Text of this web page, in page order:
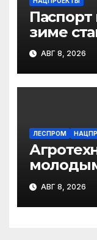
Паспорт
зиме
с 1
АВГ 8, 2026
ЛЕСПРОМ
провели
18 тысяч
АВГ 8, 2026